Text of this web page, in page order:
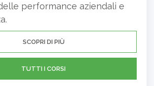
performance aziendali e
SCOPRI DI PIÙ
TUTTI I CORSI